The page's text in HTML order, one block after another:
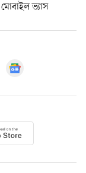
মোবাইল ভ্যাস